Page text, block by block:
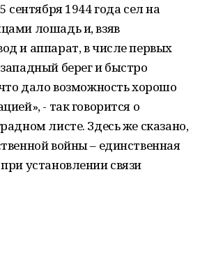
сентября 1944 года сел на
лошадь и, взяв
и аппарат, в числе первых
берег и быстро
дало возможность хорошо
- так говорится о
листе. Здесь же сказано,
войны – единственная
установлении связи